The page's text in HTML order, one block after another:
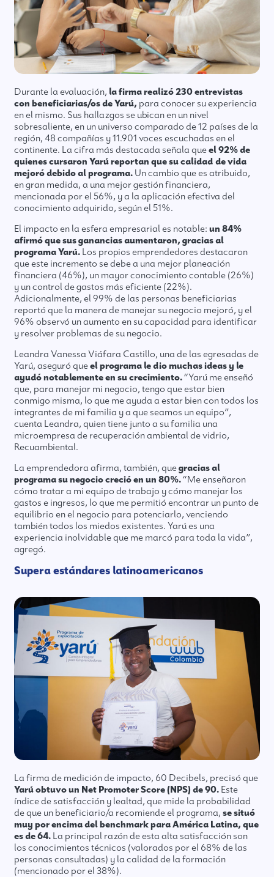
Durante la evaluación, la firma realizó 230 entrevistas
con beneficiarias/os de Yarú, para conocer su experiencia
en el mismo. Sus hallazgos se ubican en un nivel
sobresaliente, en un universo comparado de 12 países de la
región, 48 compañías y 11.901 voces escuchadas en el
continente. La cifra más destacada señala queel 92% de
quienes cursaron Yarú reportan que su calidad de vida
mejoró debido al programa. Un cambio que es atribuido,
en gran medida, a una mejor gestión financiera,
mencionada por el 56%, y a la aplicación efectiva del
conocimiento adquirido, según el 51%.
El impacto en la esfera empresarial es notable:un 84%
afirmó que sus ganancias aumentaron, gracias al
programa Yarú. Los propios emprendedores destacaron
que este incremento se debe a una mejor planeación
financiera (46%), un mayor conocimiento contable (26%)
y un control de gastos más eficiente (22%).
Adicionalmente, el 99% de las personas beneficiarias
reportó que la manera de manejar su negocio mejoró, y el
96% observó un aumento en su capacidad para identificar
y resolver problemas de su negocio.
Leandra Vanessa Viáfara Castillo, una de las egresadas de
Yarú, aseguró queel programa le dio muchas ideas y le
ayudó notablemente en su crecimiento.“Yarú me enseñó
que, para manejar mi negocio, tengo que estar bien
conmigo misma, lo que me ayuda a estar bien con todos los
integrantes de mi familia y a que seamos un equipo”,
cuenta Leandra, quien tiene junto a su familia una
microempresa de recuperación ambiental de vidrio,
Recuambiental.
La emprendedora afirma, también, quegracias al
programa su negocio creció en un 80%.“Me enseñaron
cómo tratar a mi equipo de trabajo y cómo manejar los
gastos e ingresos, lo que me permitió encontrar un punto de
equilibrio en el negocio para potenciarlo, venciendo
también todos los miedos existentes. Yarú es una
experiencia inolvidable que me marcó para toda la vida”,
agregó.
Supera estándares latinoamericanos
La firma de medición de impacto, 60 Decibels, precisó que
Yarú obtuvo un Net Promoter Score (NPS) de 90. Este
índice de satisfacción y lealtad, que mide la probabilidad
de que un beneficiario/a recomiende el programa,se situó
muy por encima del benchmark para América Latina, que
es de 64. La principal razón de esta alta satisfacción son
los conocimientos técnicos (valorados por el 68% de las
personas consultadas) y la calidad de la formación
(mencionado por el 38%).